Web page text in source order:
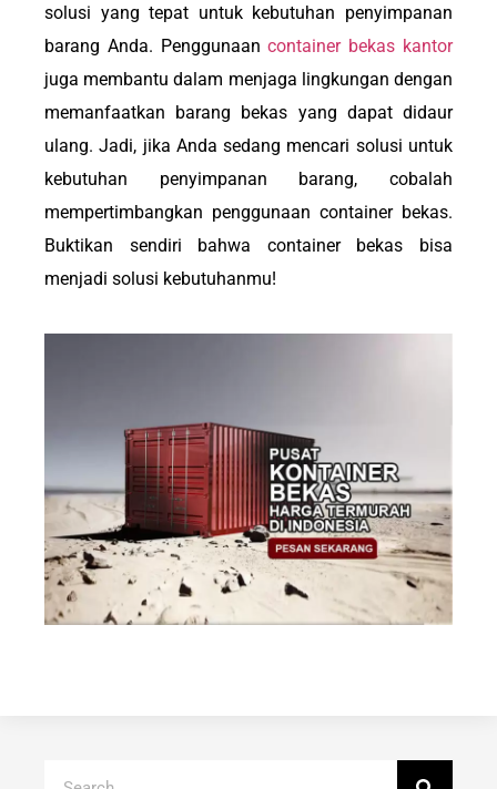
solusi yang tepat untuk kebutuhan penyimpanan
barang Anda. Penggunaancontainer bekas kantor
juga membantu dalam menjaga lingkungan dengan
memanfaatkan barang bekas yang dapat didaur
ulang. Jadi, jika Anda sedang mencari solusi untuk
kebutuhan penyimpanan barang, cobalah
mempertimbangkan penggunaan container bekas.
Buktikan sendiri bahwa container bekas bisa
menjadi solusi kebutuhanmu!